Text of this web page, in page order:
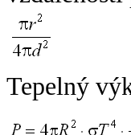
Tepelný